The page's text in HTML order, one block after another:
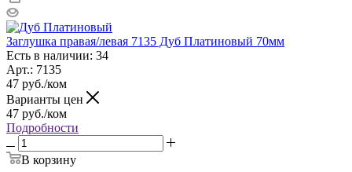
Заглушка правая/левая 7135 Дуб Платиновый 70мм
Есть в наличии: 34
Арт.: 7135
47 руб./ком
Варианты цен
47 руб./ком
Подробности
В корзину